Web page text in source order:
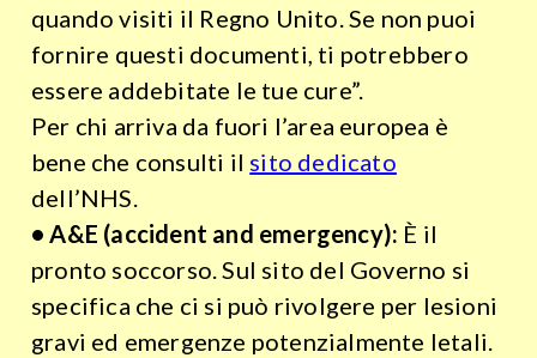
quando visiti il Regno Unito. Se non puoi
fornire questi documenti, ti potrebbero
essere addebitate le tue cure”.
Per chi arriva da fuori l’area europea è
bene che consulti il sito dedicato
dell’NHS.
• A&E (accident and emergency): È il
pronto soccorso. Sul sito del Governo si
specifica che ci si può rivolgere per lesioni
gravi ed emergenze potenzialmente letali.